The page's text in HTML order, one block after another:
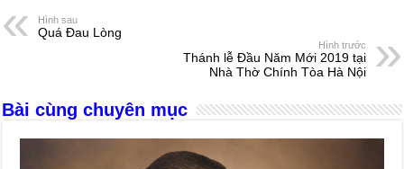
e
b
o
k
n
er p
d
s
Hình sau
Quá Đau Lòng
Hình trước
Thánh lễ Đầu Năm Mới 2019 tại
Nhà Thờ Chính Tòa Hà Nội
Bài cùng chuyên mục